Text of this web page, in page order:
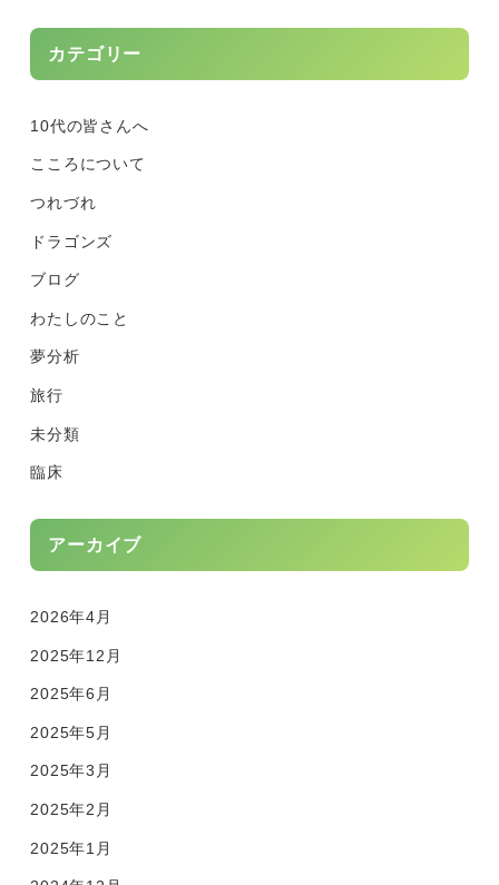
カテゴリー
10代の皆さんへ
こころについて
つれづれ
ドラゴンズ
ブログ
わたしのこと
夢分析
旅行
未分類
臨床
アーカイブ
2026年4月
2025年12月
2025年6月
2025年5月
2025年3月
2025年2月
2025年1月